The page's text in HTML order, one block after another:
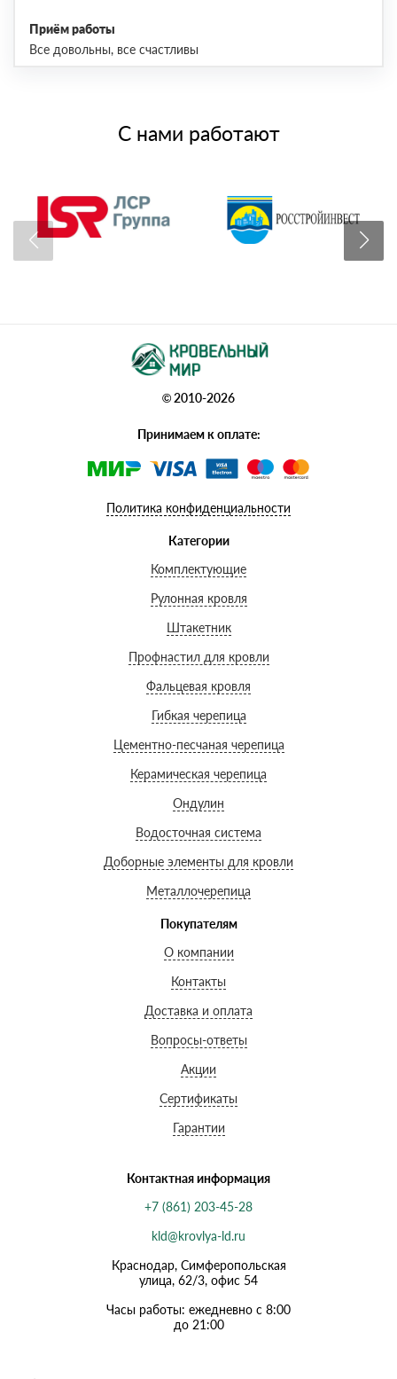
Приём работы
Все довольны, все счастливы
С нами работают
© 2010-2026
Принимаем к оплате:
Политика конфиденциальности
Категории
Комплектующие
Рулонная кровля
Штакетник
Профнастил для кровли
Фальцевая кровля
Гибкая черепица
Цементно-песчаная черепица
Керамическая черепица
Ондулин
Водосточная система
Доборные элементы для кровли
Металлочерепица
Покупателям
О компании
Контакты
Доставка и оплата
Вопросы-ответы
Акции
Сертификаты
Гарантии
Контактная информация
+7 (861) 203-45-28
kld@krovlya-ld.ru
Краснодар, Симферопольская
улица, 62/3, офис 54
Часы работы: ежедневно с 8:00
до 21:00